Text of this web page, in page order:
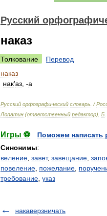
Русский
наказ
Толкование
Перевод
наказ
нак'аз , -а
Русский орфографический словарь . /
Лопатин (ответственный редактор), Б
Игры ⚽
Поможем написать
Синонимы:
веление завет, завещание
повеление пожелание
требование указ
накаверзничать